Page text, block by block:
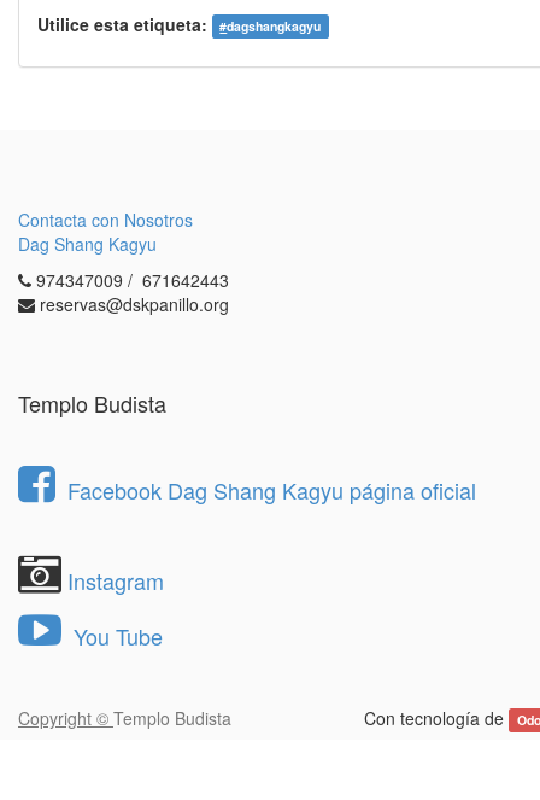
Utilice esta etiqueta: #dagshangkagyu
Contacta con Nosotros
Dag Shang Kagyu
974347009 / 671642443
reservas@dskpanillo.org
Templo Budista
Facebook Dag Shang Kagyu página oficial
Instagram
You Tube
Con tecnología de
Copyright © Templo Budista